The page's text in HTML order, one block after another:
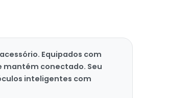
Equipados com
mantém conectado. Seu
inteligentes com